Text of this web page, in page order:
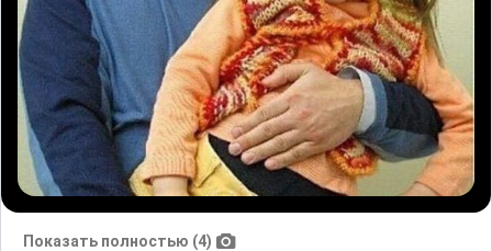
Показать полностью (4)